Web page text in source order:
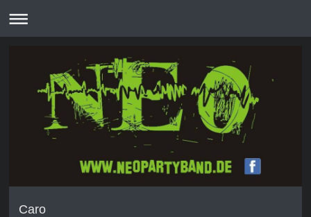
Caro